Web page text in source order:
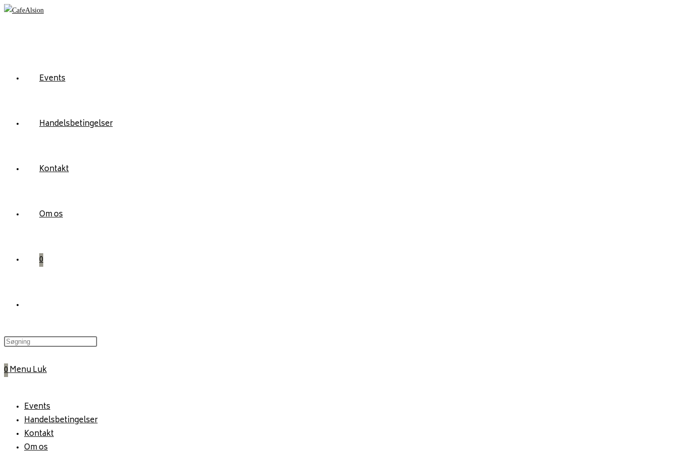
Skip
Events
Handelsbetingelser
Kontakt
Om os
0
website
0MenuLuk
Events
Handelsbetingelser
Kontakt
Om os